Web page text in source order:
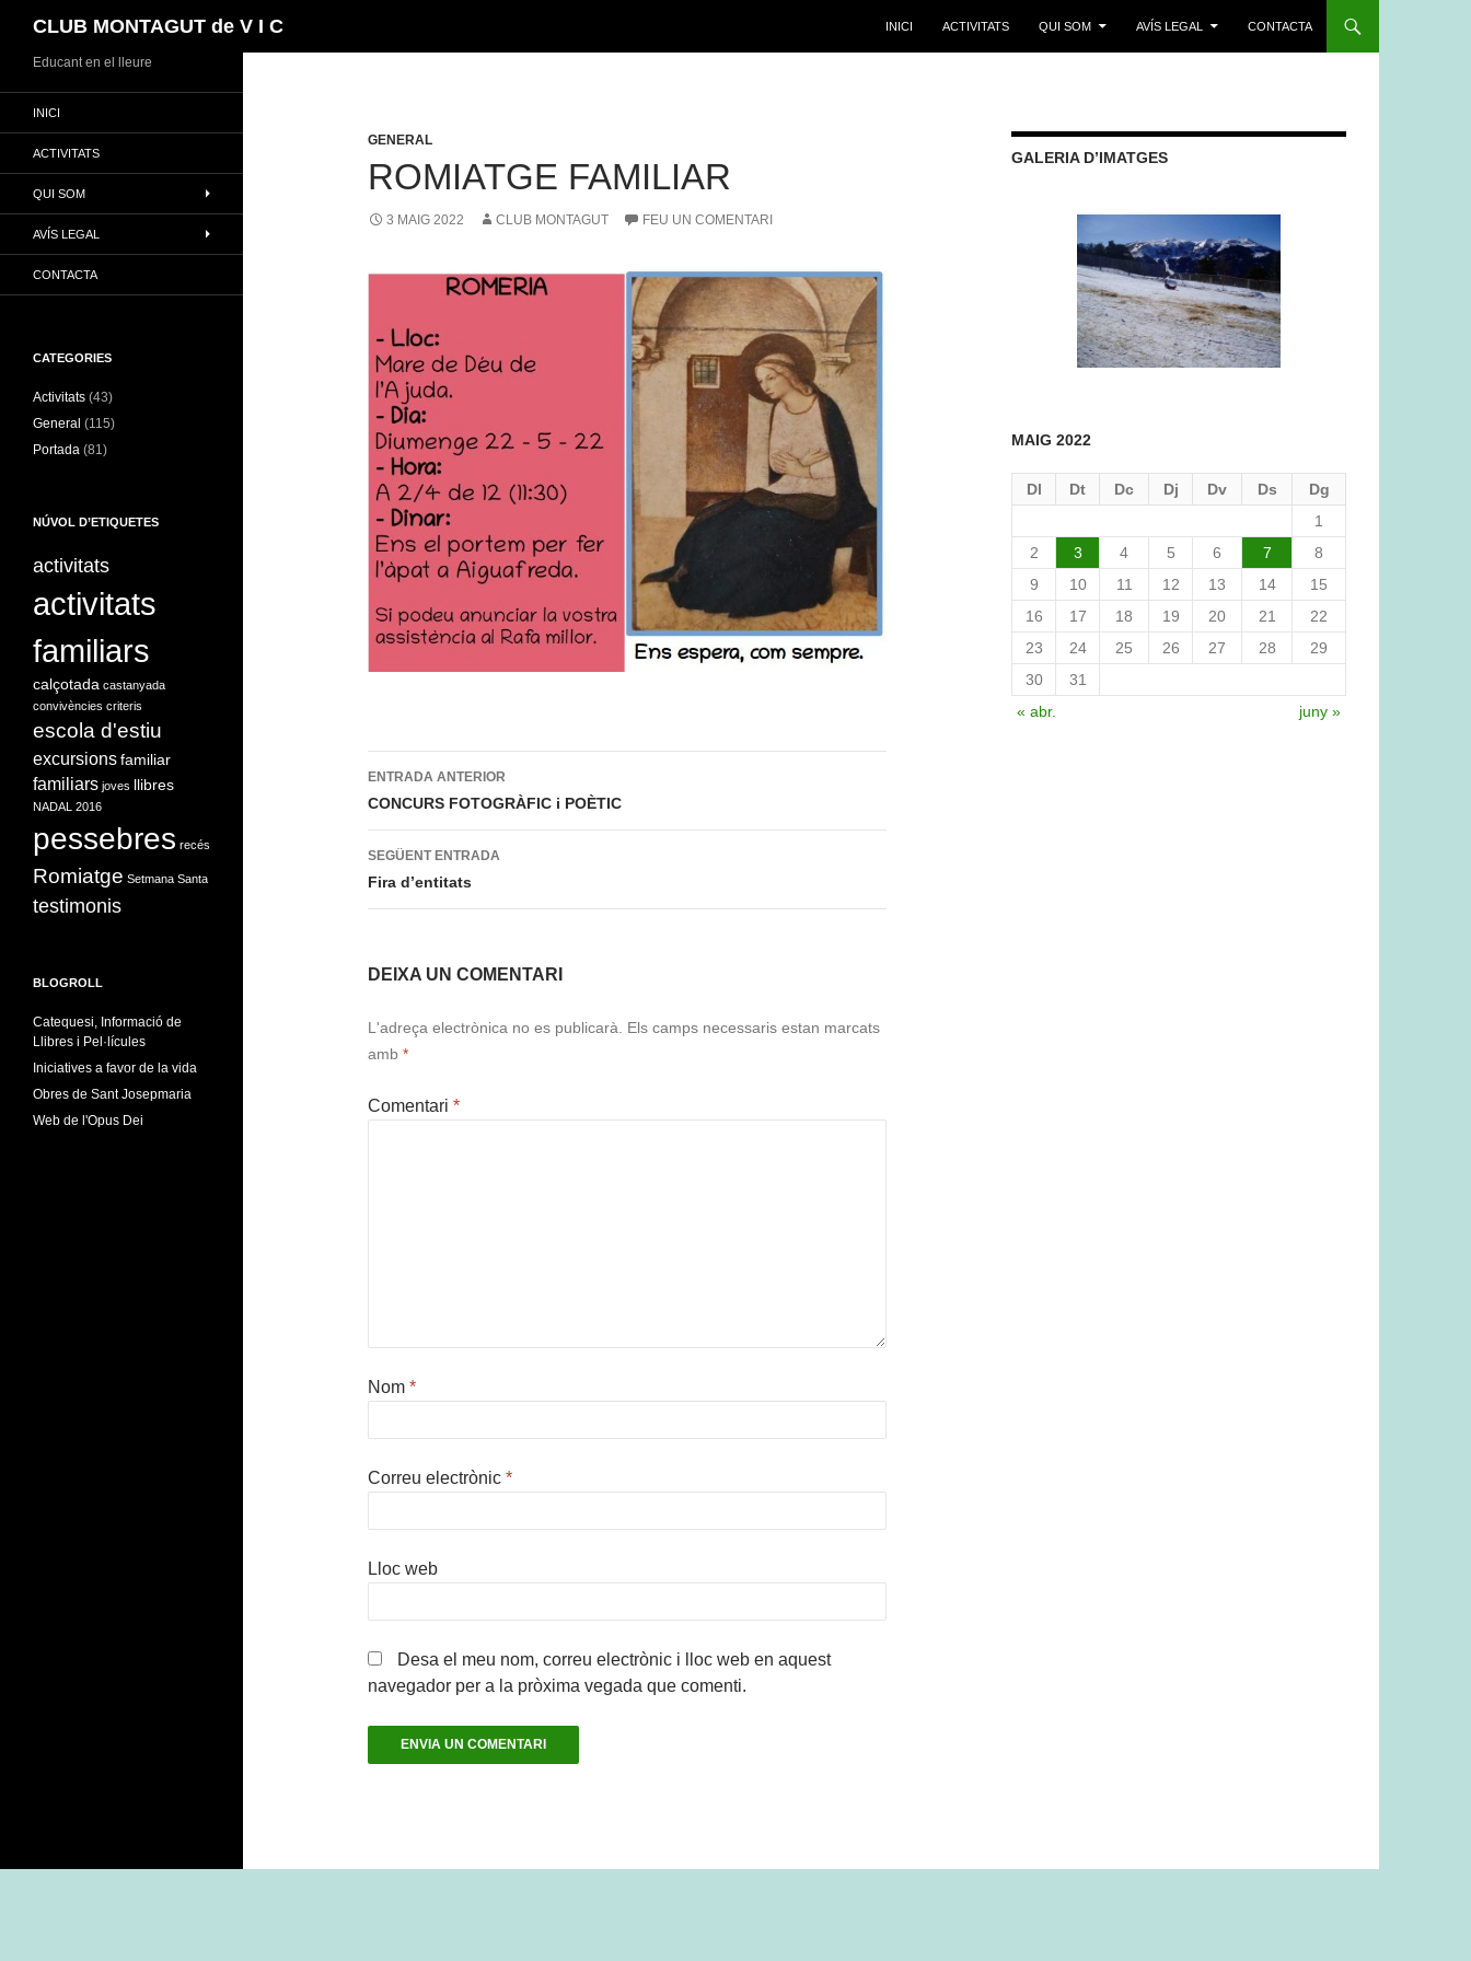
al
contingut
CLUB MONTAGUT de V I C INICI ACTIVITATS QUI SOM AVÍS LEGAL CONTACTA
GENERAL
ROMIATGE FAMILIAR
3 MAIG 2022 CLUB MONTAGUT FEU UN COMENTARI
Navegació
per
les
entrades
ENTRADA ANTERIOR
CONCURS FOTOGRÀFIC i POÈTIC
SEGÜENT ENTRADA
Fira d’entitats
DEIXA UN COMENTARI
L'adreça electrònica no es publicarà.
Els camps necessaris estan marcats
amb *
Comentari *
Nom *
Correu electrònic *
Lloc web
Desa el meu nom, correu electrònic i lloc web en aquest
navegador per a la pròxima vegada que comenti.
GALERIA D’IMATGES
MAIG 2022
Dl Dt Dc Dj Dv Ds
Dg
1
2
3 4 5 6 7
8
9
10 11 12 13 14
15
16
17 18 19 20 21
22
23
24 25 26 27 28
29
30
31
« abr.
juny »
Educant en el lleure
INICI
ACTIVITATS
QUI SOM
AVÍS LEGAL
CONTACTA
CATEGORIES
Activitats (43)
General (115)
Portada (81)
NÚVOL D’ETIQUETES
activitats
activitats
familiars
calçotada castanyada
convivències criteris
escola d'estiu
excursions familiar
familiars joves llibres
NADAL 2016
pessebres recés
Romiatge Setmana Santa
testimonis
BLOGROLL
Catequesi, Informació de
Llibres i Pel·lícules
Iniciatives a favor de la vida
Obres de Sant Josepmaria
Web de l'Opus Dei